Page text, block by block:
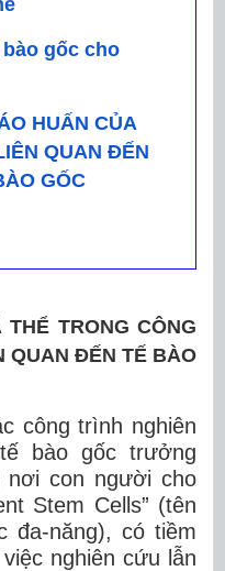
gốc cho
HUẤN CỦA
QUAN ĐẾN
GỐC
TRONG CÔNG
QUAN ĐẾN TẾ BÀO
công trình nghiên
bào gốc trưởng
nơi con người cho
Stem Cells” (tên
đa-năng), có tiềm
nghiên cứu lẫn